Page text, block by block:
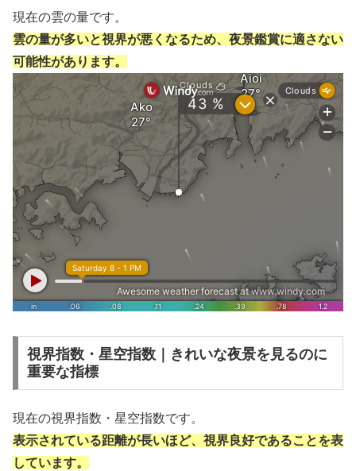
現在の雲の量です。
雲の量が多いと視界が悪くなるため、夜景鑑賞に適さない
可能性があります。
視界指数・星空指数｜きれいな夜景を見るのに
重要な指標
現在の視界指数・星空指数です。
表示されている距離が長いほど、視界良好であることを表
しています。